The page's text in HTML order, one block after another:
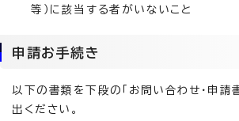
等）に該当する者がいないこと
申請お手続き
以下の書類を下段の「お問い合わせ・申請
出ください。